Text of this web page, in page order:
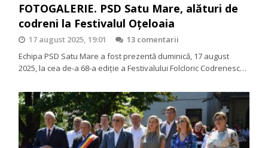
FOTOGALERIE. PSD Satu Mare, alături de
codreni la Festivalul Oțeloaia
17 august 2025, 19:01
13 comentarii
Echipa PSD Satu Mare a fost prezentă duminică, 17 august
2025, la cea de-a 68-a ediție a Festivalului Folcloric Codrenesc…